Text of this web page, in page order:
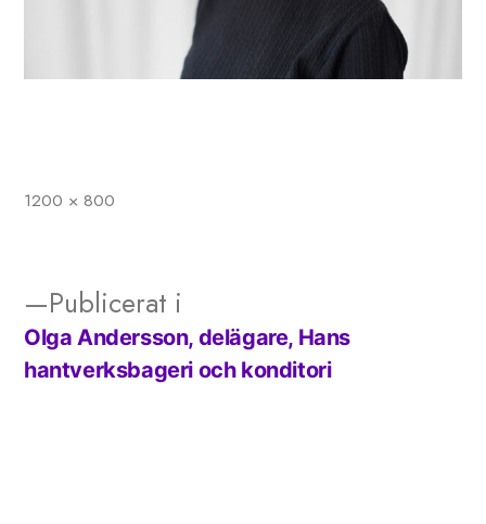
Full
1200 × 800
Inläggsnavigering
Publicerat i
Olga Andersson, delägare, Hans
hantverksbageri och konditori